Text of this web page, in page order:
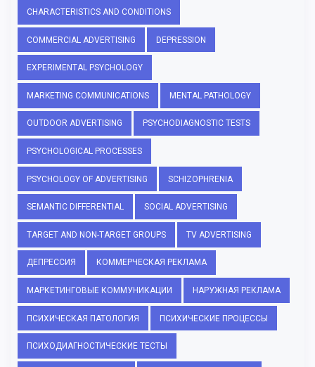
CHARACTERISTICS AND CONDITIONS
COMMERCIAL ADVERTISING DEPRESSION
EXPERIMENTAL PSYCHOLOGY
MARKETING COMMUNICATIONS MENTAL PATHOLOGY
OUTDOOR ADVERTISING PSYCHODIAGNOSTIC TESTS
PSYCHOLOGICAL PROCESSES
PSYCHOLOGY OF ADVERTISING SCHIZOPHRENIA
SEMANTIC DIFFERENTIAL SOCIAL ADVERTISING
TARGET AND NON-TARGET GROUPS TV ADVERTISING
ДЕПРЕССИЯ КОММЕРЧЕСКАЯ РЕКЛАМА
МАРКЕТИНГОВЫЕ КОММУНИКАЦИИ НАРУЖНАЯ РЕКЛАМА
ПСИХИЧЕСКАЯ ПАТОЛОГИЯ ПСИХИЧЕСКИЕ ПРОЦЕССЫ
ПСИХОДИАГНОСТИЧЕСКИЕ ТЕСТЫ